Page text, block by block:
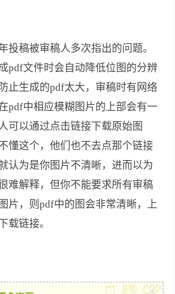
投稿被审稿人多次指出的问题。
pdf文件时会自动降低位图的分辨
止生成的pdf太大，审稿时有网络
pdf中相应模糊图片的上部会有一
可以通过点击链接下载原始图
懂这个，他们也不去点那个链接
认为是你图片不清晰，进而以为
难解释，但你不能要求所有审稿
片，则pdf中的图会非常清晰，上
载链接。
x